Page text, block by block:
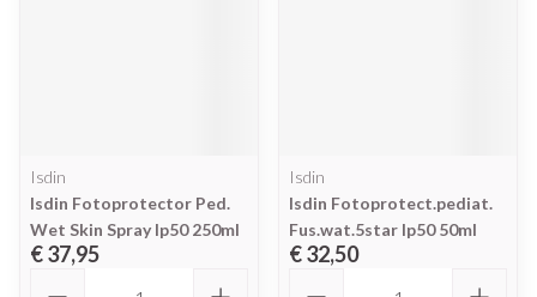
Isdin
Isdin Fotoprotector Ped.
Wet Skin Spray Ip50 250ml
€ 37,95
Isdin
Isdin Fotoprotect.pediat.
Fus.wat.5star Ip50 50ml
€ 32,50